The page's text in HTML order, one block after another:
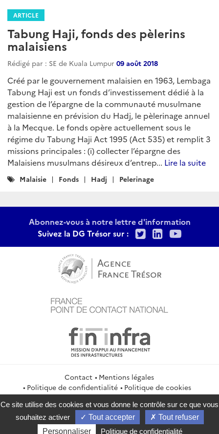
ARTICLE
Tabung Haji, fonds des pèlerins
malaisiens
Rédigé par : SE de Kuala Lumpur 09 août 2018
Créé par le gouvernement malaisien en 1963, Lembaga
Tabung Haji est un fonds d’investissement dédié à la
gestion de l’épargne de la communauté musulmane
malaisienne en prévision du Hadj, le pèlerinage annuel
à la Mecque. Le fonds opère actuellement sous le
régime du Tabung Haji Act 1995 (Act 535) et remplit 3
missions principales : (i) collecter l’épargne des
Malaisiens musulmans désireux d’entrep... Lire la suite
Catégories
Malaisie Fonds Hadj Pelerinage
Abonnez-vous à notre lettre d'information
Suivez la DG Trésor sur :
TwitterLinkedIn
Contact
Mentions légales
Politique de confidentialité
Politique de cookies
Gestion des cookies
Flux RSS
service-public.gouv.fr
legifrance.gouv.fr
info.gouv.fr
data.gouv.fr
Ce site utilise des cookies et vous donne le contrôle sur ce que vous
souhaitez activer
Tout accepter
Tout refuser
Personnaliser
Politique de confidentialité